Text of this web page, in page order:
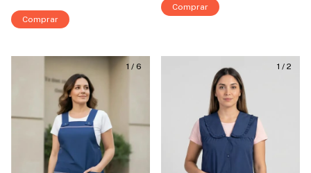
Comprar
Comprar
1 / 6 1 / 2